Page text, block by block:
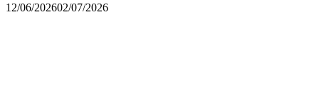
12/06/202602/07/2026